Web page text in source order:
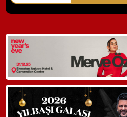
X Kapat
WhatsApp ile Bilgi Alın
Hemen Arayın
Detaylı Bilgi Alın